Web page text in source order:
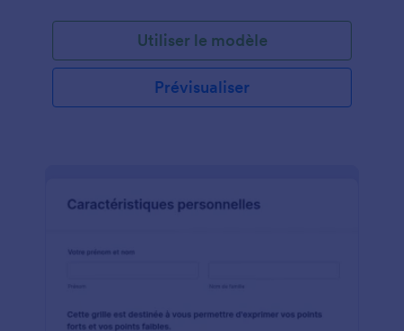
gestionnaire d'inclure les incidents, les retards, les
retards, la sécurité et les objets perdus. Vous pouvez
l'utiliser comme modèle de rapport de fin de quart
de travail que vous pouvez consulter et partager
avec d'autres responsables des opérations en
Utiliser le modèle
Prévisualiser